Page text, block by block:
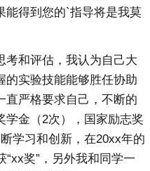
能得到您的`指导将是我莫
和评估，我认为自己大
的实验技能能够胜任协助
直严格要求自己，不断的
学金（2次），国家励志奖
学习和创新，在20xx年的
奖”，另外我和同学一